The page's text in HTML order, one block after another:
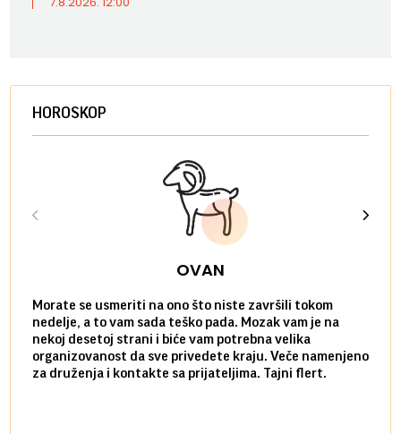
HOROSKOP
OVAN
Morate se usmeriti na ono što niste završili tokom
nedelje, a to vam sada teško pada. Mozak vam je na
nekoj desetoj strani i biće vam potrebna velika
organizovanost da sve privedete kraju. Veče namenjeno
za druženja i kontakte sa prijateljima. Tajni flert.